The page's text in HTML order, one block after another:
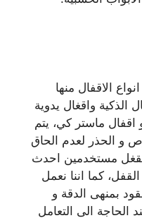
الاقفال منها
الذكية واقغال يدوية
ماستر كي، يتم
و الحذر لعدم الحاق
للقغل مستخدمين احدث
كما اننا نعمل
بمنهى الدقة و
الحاجة الى التعامل